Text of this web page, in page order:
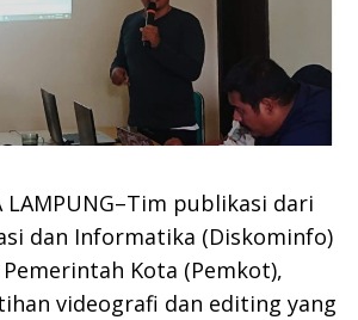
LAMPUNG–Tim publikasi dari
dan Informatika (Diskominfo)
Kota (Pemkot),
videografi dan editing yang